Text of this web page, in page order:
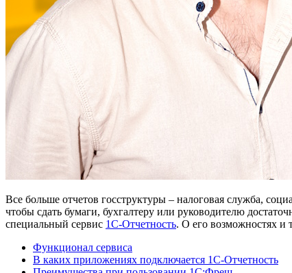
Все больше отчетов госструктуры – налоговая служба,
чтобы сдать бумаги, бухгалтеру или руководителю
специальный сервис 1С-Отчетность. О его возможностях и
Функционал сервиса
В каких приложениях подключается 1С-Отчетность